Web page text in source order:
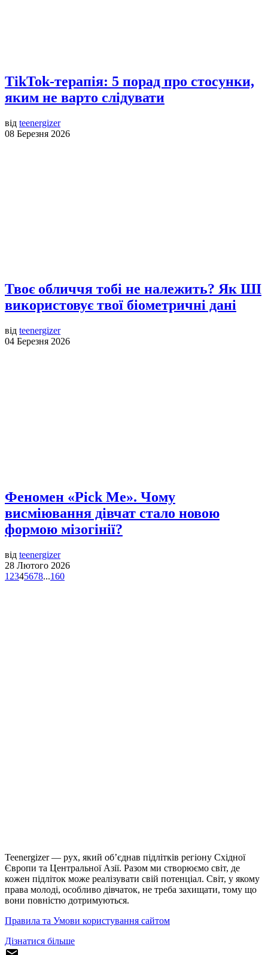
TikTok-терапія: 5 порад про стосунки,
яким не варто слідувати
від teenergizer
08 Березня 2026
Твоє обличчя тобі не належить? Як ШІ
використовує твої біометричні дані
від teenergizer
04 Березня 2026
Феномен «Pick Me». Чому
висміювання дівчат стало новою
формою мізогінії?
від teenergizer
28 Лютого 2026
1 2345678...160
Teenergizer — рух, який об’єднав підлітків регіону Східної
Європи та Центральної Азії. Разом ми створюємо світ, де
кожен підліток може реалізувати свій потенціал. Світ, у якому
права молоді, особливо дівчаток, не треба захищати, тому що
вони повністю дотримуються.
Правила та Умови користування сайтом
Дізнатися більше